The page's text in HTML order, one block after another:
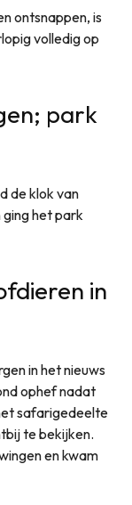
ontsnappen, is
volledig op
park
de klok van
het park
in
in het nieuws
ophef nadat
safarigedeelte
te bekijken.
en kwam